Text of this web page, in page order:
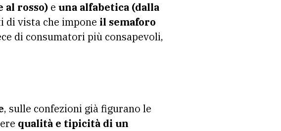
al rosso) e una alfabetica (dalla
di vista che impone il semaforo
di consumatori più consapevoli,
, sulle confezioni già figurano le
qualità e tipicità di un